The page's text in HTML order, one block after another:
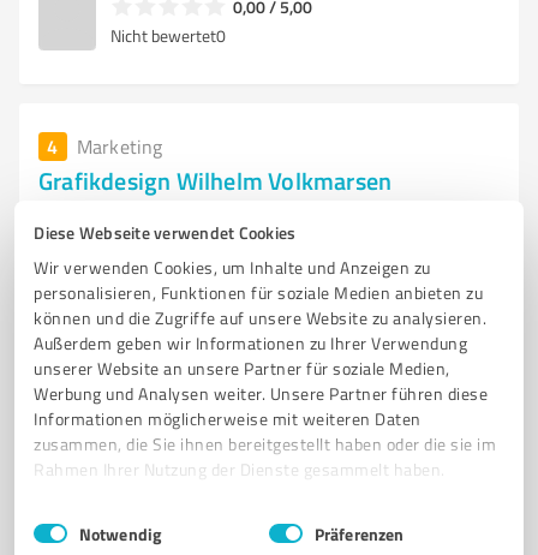
Diese Webseite verwendet Cookies
Wir verwenden Cookies, um Inhalte und Anzeigen zu
personalisieren, Funktionen für soziale Medien anbieten zu
können und die Zugriffe auf unsere Website zu analysieren.
Außerdem geben wir Informationen zu Ihrer Verwendung
unserer Website an unsere Partner für soziale Medien,
Werbung und Analysen weiter. Unsere Partner führen diese
Informationen möglicherweise mit weiteren Daten
zusammen, die Sie ihnen bereitgestellt haben oder die sie im
Rahmen Ihrer Nutzung der Dienste gesammelt haben.
Impressum Datenschutzbestimmungen
Einwilligungsauswahl
Notwendig Präferenzen
0,00 / 5,00
Nicht bewertet0
4 Marketing
Grafikdesign Wilhelm Volkmarsen
Volkmarsen
GRAFIKDESIGN WERBEAGENTUR CORPORATE DESIGN PRINTMEDIEN
WEBDESIGN GESTALTUNGSKONZEPTE LOGO FLYER
EMOTIONALE FOTOS SCHRIFTEN MARKENIDENTITÄT
Burgstraße 7, 34471 Volkmarsen
grafikdesign-wilhelm.de/
Nicht bewertet